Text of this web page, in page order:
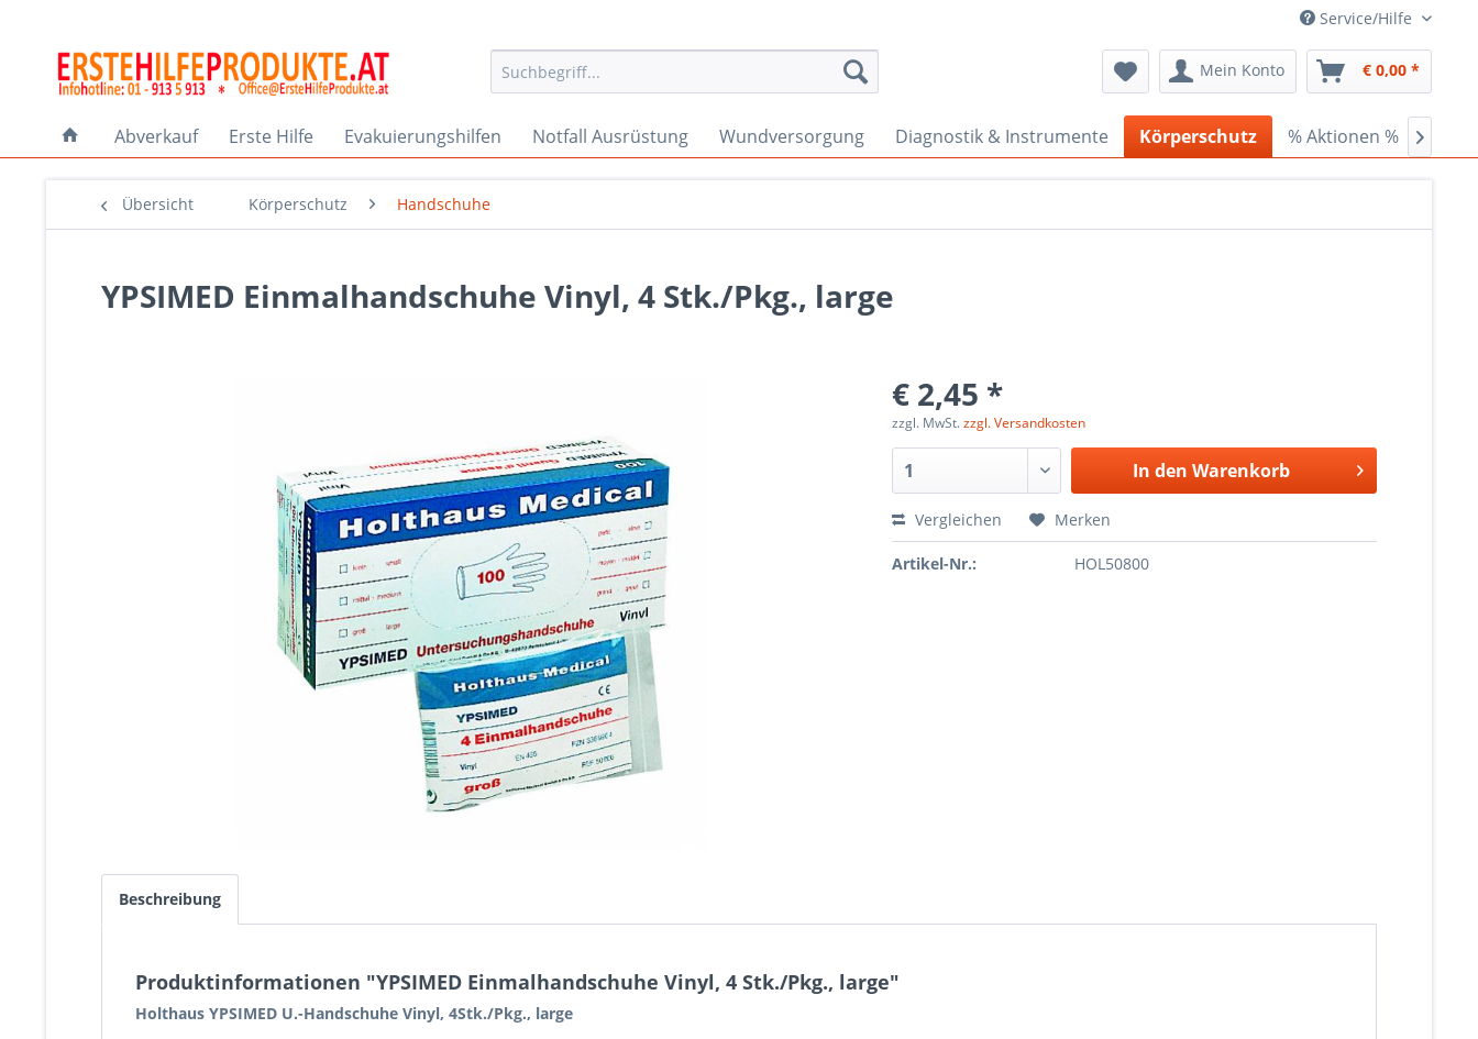
Service/Hilfe
Mein Konto € 0,00 *
Abverkauf Erste Hilfe Evakuierungshilfen Notfall Ausrüstung Wundversorgung Diagnostik & Instrumente Körperschutz % Aktionen % 
Übersicht Körperschutz Handschuhe
YPSIMED Einmalhandschuhe Vinyl, 4 Stk./Pkg., large
€ 2,45 *
zzgl. MwSt.zzgl. Versandkosten
In den Warenkorb
Vergleichen Merken
Artikel-Nr.: HOL50800
Beschreibung
Produktinformationen "YPSIMED Einmalhandschuhe Vinyl, 4 Stk./Pkg., large"
Holthaus YPSIMED U.-Handschuhe Vinyl, 4Stk./Pkg., large